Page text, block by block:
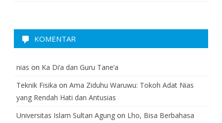
KOMENTAR
nias on Ka Di’a dan Guru Tane’a
Teknik Fisika on Ama Ziduhu Waruwu: Tokoh Adat Nias
yang Rendah Hati dan Antusias
Universitas Islam Sultan Agung on Lho, Bisa Berbahasa